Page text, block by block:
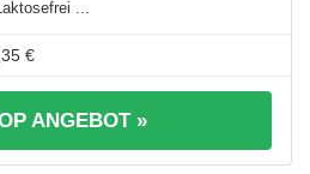
...
€
ANGEBOT »